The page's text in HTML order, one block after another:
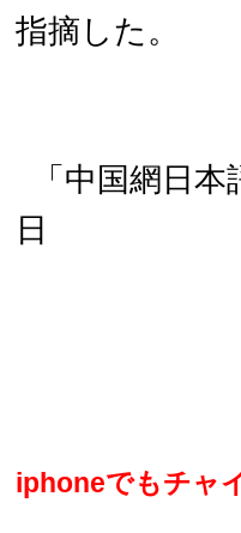
指摘した。
「中国網日
日
iphoneでもチャ